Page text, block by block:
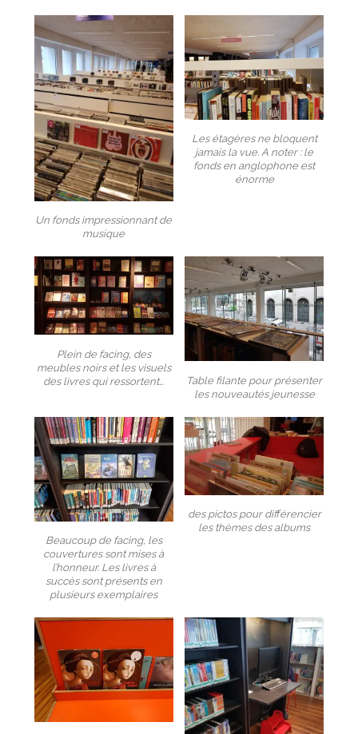
Un fonds impressionnant de
musique
Les étagères ne bloquent
jamais la vue. A noter : le
fonds en anglophone est
énorme
Plein de facing, des
meubles noirs et les visuels
des livres qui ressortent…
Table filante pour présenter
les nouveautés jeunesse
Beaucoup de facing, les
couvertures sont mises à
l’honneur. Les livres à
succès sont présents en
plusieurs exemplaires
des pictos pour différencier
les thèmes des albums